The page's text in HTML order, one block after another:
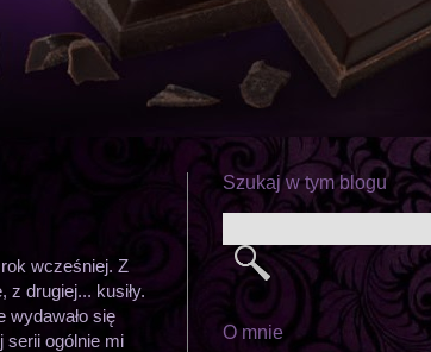
rok wcześniej. Z
z drugiej... kusiły.
wydawało się
serii ogólnie mi
Szukaj w tym blogu
O mnie